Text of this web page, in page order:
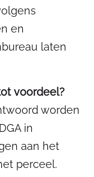
en
laten
voordeel?
worden
in
aan het
perceel.